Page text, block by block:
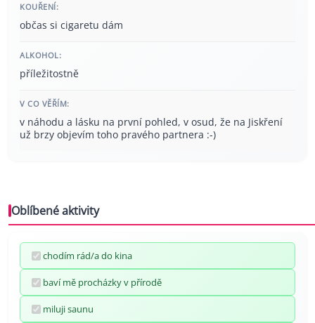
KOUŘENÍ:
občas si cigaretu dám
ALKOHOL:
příležitostně
V CO VĚŘÍM:
v náhodu a lásku na první pohled, v osud, že na Jiskření
už brzy objevím toho pravého partnera :-)
Oblíbené aktivity
chodím rád/a do kina
baví mě procházky v přírodě
miluji saunu